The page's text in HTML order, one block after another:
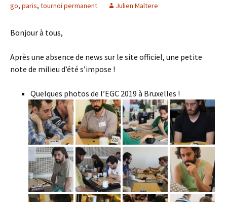
go, paris, tournoi permanent Julien Maltere
Bonjour à tous,
Après une absence de news sur le site officiel, une petite
note de milieu d’été s’impose !
Quelques photos de l’EGC 2019 à Bruxelles !